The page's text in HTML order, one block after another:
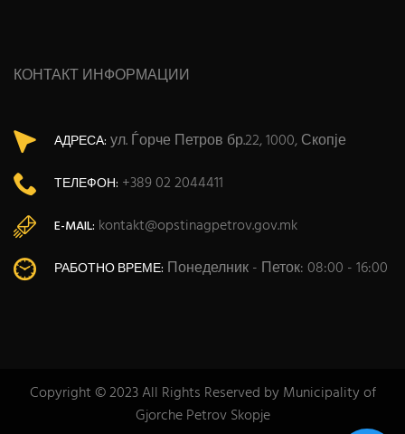
КОНТАКТ ИНФОРМАЦИИ
АДРЕСА: ул. Ѓорче Петров бр.22, 1000, Скопје
ТЕЛЕФОН: +389 02 2044411
E-MAIL: kontakt@opstinagpetrov.gov.mk
РАБОТНО ВРЕМЕ: Понеделник - Петок: 08:00 - 16:00
Copyright © 2023 All Rights Reserved by Municipality of
Gjorche Petrov Skopje